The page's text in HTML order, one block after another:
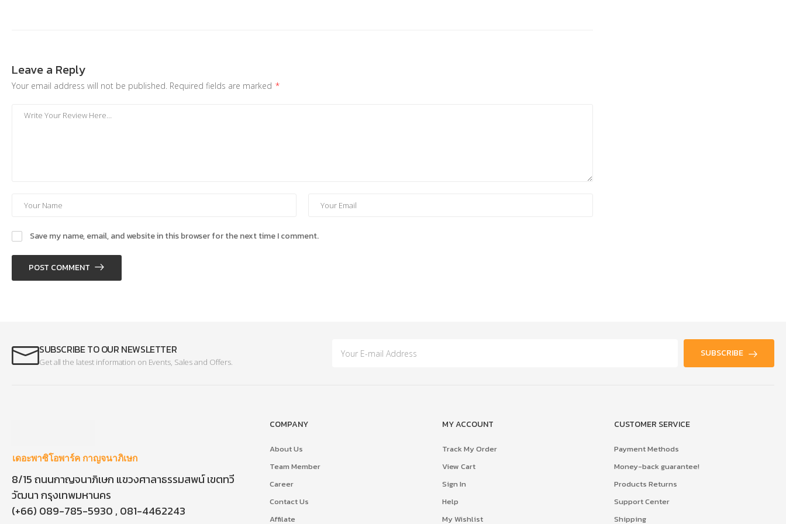
Leave a Reply
Your email address will not be published. Required fields are marked *
Save my name, email, and website in this browser for the next time I comment.
POST COMMENT
SUBSCRIBE TO OUR NEWSLETTER
Get all the latest information on Events, Sales and Offers.
SUBSCRIBE
เดอะพาซิโอพาร์ค กาญจนาภิเษก
8/15 ถนนกาญจนาภิเษก แขวงศาลาธรรมสพน์ เขตทวี
วัฒนา กรุงเทพมหานคร
(+66) 089-785-5930 , 081-4462243
COMPANY
About Us
Team Member
Career
Contact Us
Affilate
MY ACCOUNT
Track My Order
View Cart
Sign In
Help
My Wishlist
CUSTOMER SERVICE
Payment Methods
Money-back guarantee!
Products Returns
Support Center
Shipping